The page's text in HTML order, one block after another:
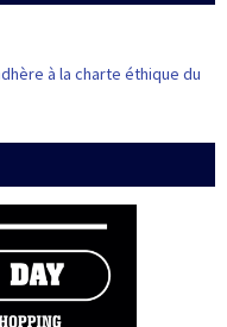
à la charte éthique du